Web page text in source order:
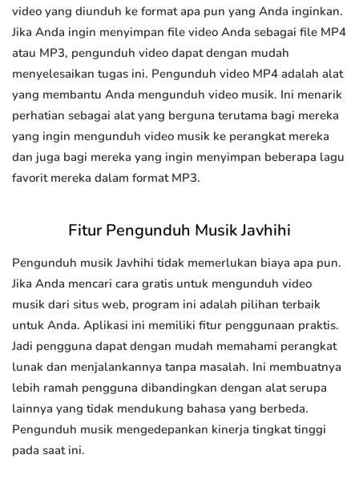
video yang diunduh ke format apa pun yang Anda inginkan.
Jika Anda ingin menyimpan file video Anda sebagai file MP4
atau MP3, pengunduh video dapat dengan mudah
menyelesaikan tugas ini. Pengunduh video MP4 adalah alat
yang membantu Anda mengunduh video musik. Ini menarik
perhatian sebagai alat yang berguna terutama bagi mereka
yang ingin mengunduh video musik ke perangkat mereka
dan juga bagi mereka yang ingin menyimpan beberapa lagu
favorit mereka dalam format MP3.
Fitur Pengunduh Musik Javhihi
Pengunduh musik Javhihi tidak memerlukan biaya apa pun.
Jika Anda mencari cara gratis untuk mengunduh video
musik dari situs web, program ini adalah pilihan terbaik
untuk Anda. Aplikasi ini memiliki fitur penggunaan praktis.
Jadi pengguna dapat dengan mudah memahami perangkat
lunak dan menjalankannya tanpa masalah. Ini membuatnya
lebih ramah pengguna dibandingkan dengan alat serupa
lainnya yang tidak mendukung bahasa yang berbeda.
Pengunduh musik mengedepankan kinerja tingkat tinggi
pada saat ini.